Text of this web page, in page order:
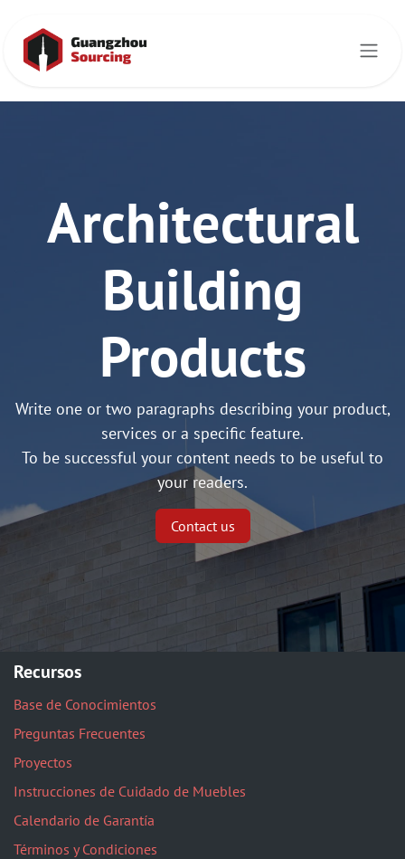
Architectural
Building
Products
Write one or two paragraphs describing your product,
services or a specific feature.
To be successful your content needs to be useful to
your readers.
Contact us
Recursos
Base de Conocimientos
Preguntas Frecuentes
Proyectos
Instrucciones de Cuidado de Muebles
Calendario de Garantía
Términos y Condiciones